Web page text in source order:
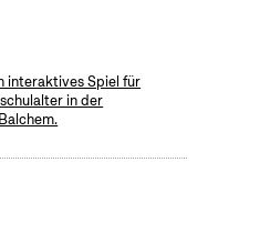
interaktives Spiel für
in der